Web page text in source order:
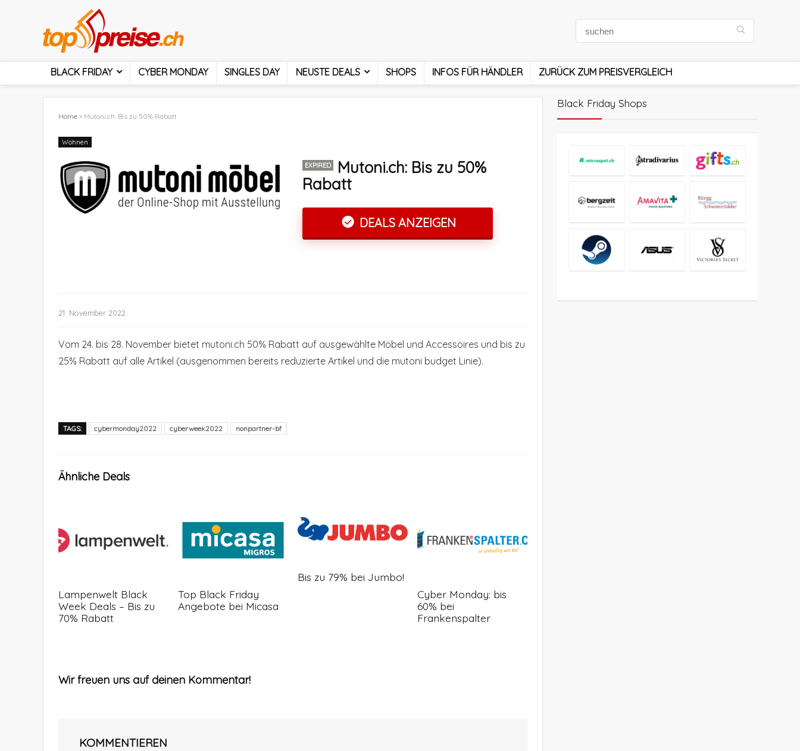
BLACK FRIDAY CYBER MONDAY SINGLES DAY NEUSTE DEALS SHOPS INFOS FÜR HÄNDLER ZURÜCK ZUM PREISVERGLEICH
Home » Mutoni.ch: Bis zu 50% Rabatt
Wohnen
EXPIRED
Mutoni.ch: Bis zu 50%
Rabatt
DEALS ANZEIGEN
21. November 2022
Vom 24. bis 28. November bietet mutoni.ch 50% Rabatt auf ausgewählte Möbel und Accessoires und bis zu
25% Rabatt auf alle Artikel (ausgenommen bereits reduzierte Artikel und die mutoni budget Linie).
TAGS: cybermonday2022 cyberweek2022 nonpartner-bf
Ähnliche Deals
Lampenwelt Black
Week Deals – Bis zu
70% Rabatt
Top Black Friday
Angebote bei Micasa
Bis zu 79% bei Jumbo!
Cyber Monday: bis
60% bei
Frankenspalter
Wir freuen uns auf deinen Kommentar!
KOMMENTIEREN
Black Friday Shops